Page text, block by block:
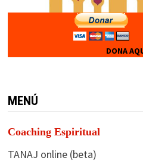
DONA
MENÚ
Coaching Espiritual
TANAJ online (beta)